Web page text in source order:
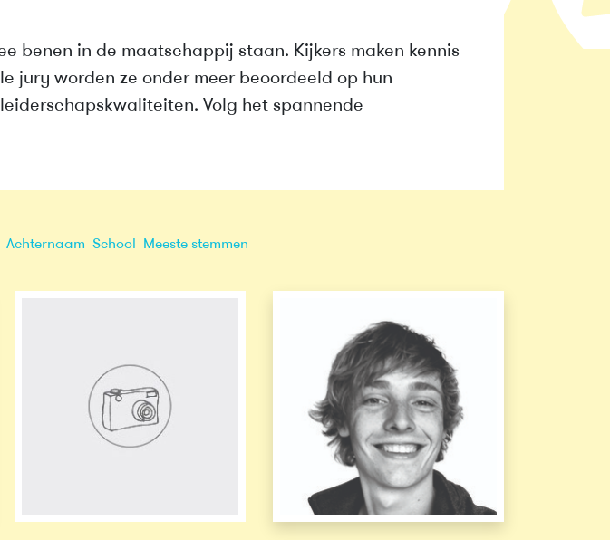
benen in de maatschappij staan. Kijkers maken kennis
jury worden ze onder meer beoordeeld op hun
Volg het spannende
Achternaam School Meeste stemmen